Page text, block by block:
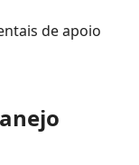
de apoio